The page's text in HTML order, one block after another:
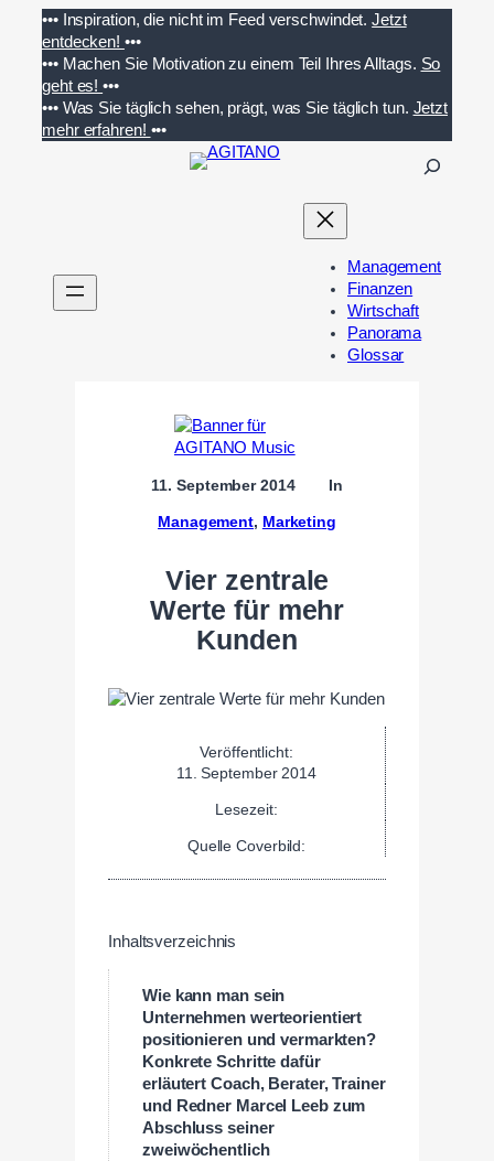
Inhalt
springen
••• Inspiration, die nicht im Feed verschwindet. Jetzt
entdecken! •••
••• Machen Sie Motivation zu einem Teil Ihres Alltags. So
geht es!•••
••• Was Sie täglich sehen, prägt, was Sie täglich tun. Jetzt
mehr erfahren! •••
n
Management
Finanzen
Wirtschaft
Panorama
Glossar
11. September 2014 In
Management, Marketing
Vier zentrale
Werte für mehr
Kunden
Veröffentlicht:
11. September 2014
Lesezeit:
Quelle Coverbild:
Inhaltsverzeichnis
Wie kann man sein
Unternehmen werteorientiert
positionieren und vermarkten?
Konkrete Schritte dafür
erläutert Coach, Berater, Trainer
und Redner Marcel Leeb zum
Abschluss seiner
zweiwöchentlich